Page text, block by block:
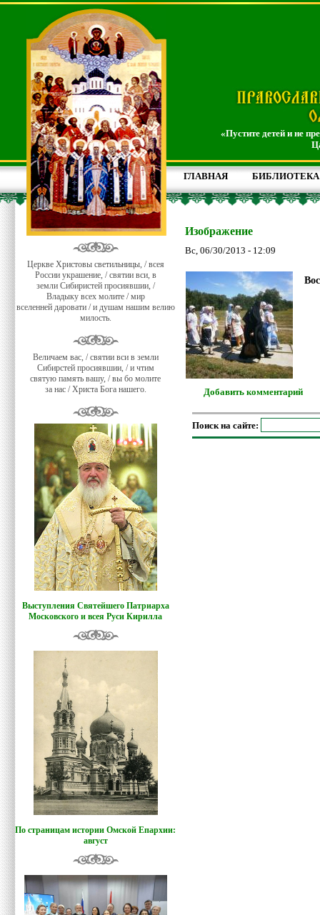
«Пустите детей и не
ГЛАВНАЯ БИБЛИОТЕКА
Церкве Христовы светильницы, / всея
России украшение, / святии вси, в
земли Сибиристей просиявшии, /
Владыку всех молите / мир
вселенней даровати / и душам нашим велию
милость.
Величаем вас, / святии вси в земли
Сибирстей просиявшии, / и чтим
святую память вашу, / вы бо молите
за нас / Христа Бога нашего.
Выступления Святейшего Патриарха
Московского и всея Руси Кирилла
По страницам истории Омской Епархии:
август
Изображение
Вс, 06/30/2013 - 12:09
Добавить комментарий
Поиск на сайте: